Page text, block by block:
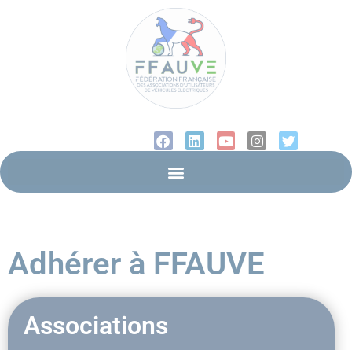
Adhérer à FFAUVE
Associations